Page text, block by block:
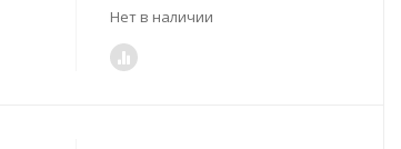
Нет в наличии